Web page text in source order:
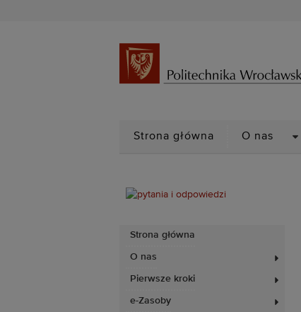
Strona główna O nas
Strona główna
O nas
Pierwsze kroki
e-Zasoby